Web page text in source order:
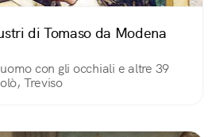
di Tomaso da Modena
con gli occhiali e altre 39
Treviso